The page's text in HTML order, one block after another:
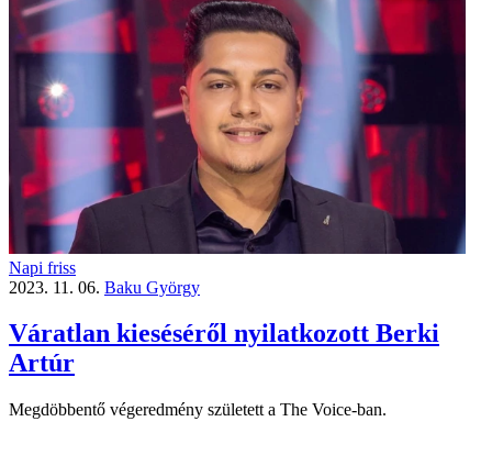
Napi friss
2023. 11. 06. Baku György
Váratlan kieséséről nyilatkozott Berki
Artúr
Megdöbbentő végeredmény született a The Voice-ban.